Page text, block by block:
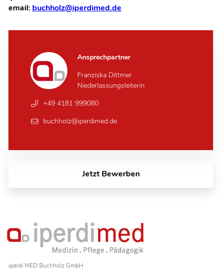
Ansprechpartner
Franziska Dittmer
Niederlassungsleiterin
+49 4181 999080
buchholz@iperdimed.de
email: buchholz@iperdimed.de
Jetzt Bewerben
iperdi MED Buchholz GmbH